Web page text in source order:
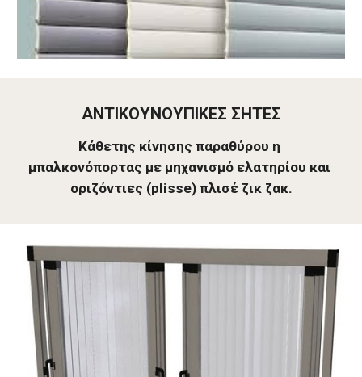
ΑΝΤΙΚΟΥΝΟΥΠΙΚΕΣ ΣΗΤΕΣ
Κάθετης κίνησης παραθύρου η
μπαλκονόπορτας με μηχανισμό ελατηρίου και
οριζόντιες (plisse) πλισέ ζικ ζακ.